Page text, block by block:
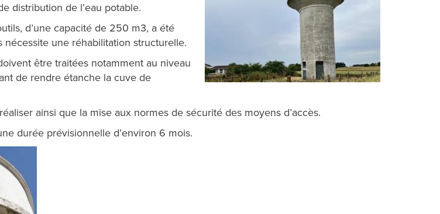
distribution de l’eau potable.
d’une capacité de 250 m3, a été
nécessite une réhabilitation structurelle.
être traitées notamment au niveau
de rendre étanche la cuve de
ainsi que la mise aux normes de sécurité des moyens d’accès.
durée prévisionnelle d’environ 6 mois.